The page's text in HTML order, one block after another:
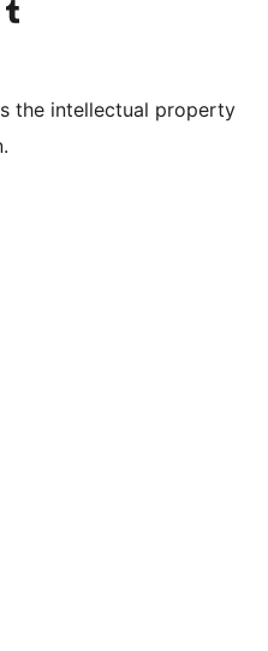
kanál
Navštivte náš Tumblr účet
the intellectual property